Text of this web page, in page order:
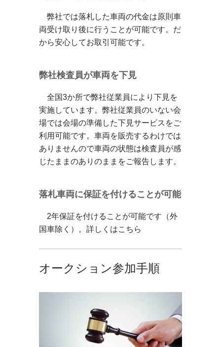
弊社では落札した車両の代金は原則車
両受け取り後に行うことが可能です。だ
から安心してお取引可能です。
弊社検査員が車両を下見
全国3か所で弊社従業員により下見を
実施しています。弊社従業員のいない会
場では会場の準備した下見サービスをご
利用可能です。車両を販売するわけでは
ありませんので車両の状態は検査員が感
じたままのありのままをご報告します。
落札車両に保証を付けることが可能
2年保証を付けることが可能です（外
国車除く）。 詳しくはこちら
オークション参加手順